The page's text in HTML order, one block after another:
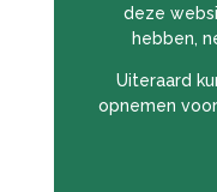
deze
hebben,
Uiteraard
opnemen